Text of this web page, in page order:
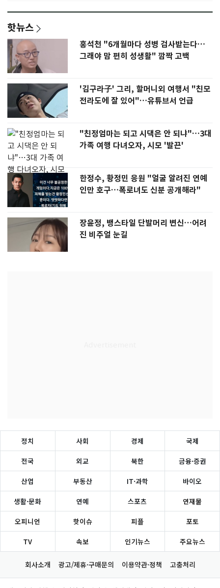
핫뉴스
홍석천 "6개월마다 성병 검사받는다…
그래야 맘 편히 성생활" 깜짝 고백
'김구라子' 그리, 할머니외 여행서 "친모
전라도에 잘 있어"…유튜브서 언급
"친정엄마는 되고 시댁은 안 되냐"…3대
가족 여행 다녀오자, 시모 '발끈'
한정수, 황정민 응원 "얼굴 알려진 연예
인만 호구…폭로녀도 신분 공개해라"
장윤정, 뱅스타일 단발머리 변신…어려
진 비주얼 눈길
정치 사회 경제 국제
전국 외교 북한 금융·증권
산업 부동산 IT·과학 바이오
생활·문화 연예 스포츠 연재물
오피니언 핫이슈 피플 포토
TV 속보 인기뉴스 주요뉴스
회사소개 광고/제휴·구매문의 이용약관·정책 고충처리